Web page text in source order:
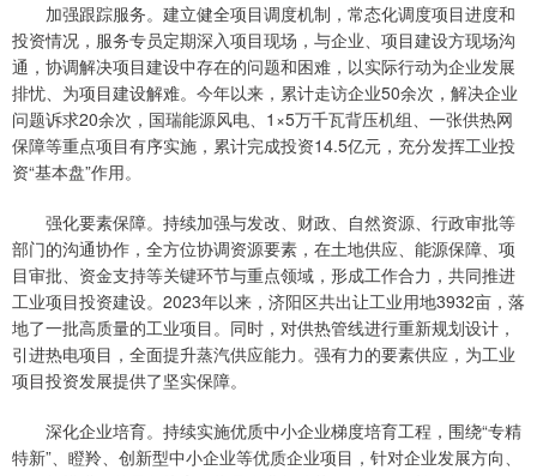
加强跟踪服务。建立健全项目调度机制，常态化调度项目进度和
投资情况，服务专员定期深入项目现场，与企业、项目建设方现场沟
通，协调解决项目建设中存在的问题和困难，以实际行动为企业发展
排忧、为项目建设解难。今年以来，累计走访企业50余次，解决企业
问题诉求20余次，国瑞能源风电、1×5万千瓦背压机组、一张供热网
保障等重点项目有序实施，累计完成投资14.5亿元，充分发挥工业投
资“基本盘”作用。
强化要素保障。持续加强与发改、财政、自然资源、行政审批等
部门的沟通协作，全方位协调资源要素，在土地供应、能源保障、项
目审批、资金支持等关键环节与重点领域，形成工作合力，共同推进
工业项目投资建设。2023年以来，济阳区共出让工业用地3932亩，落
地了一批高质量的工业项目。同时，对供热管线进行重新规划设计，
引进热电项目，全面提升蒸汽供应能力。强有力的要素供应，为工业
项目投资发展提供了坚实保障。
深化企业培育。持续实施优质中小企业梯度培育工程，围绕“专精
特新”、瞪羚、创新型中小企业等优质企业项目，针对企业发展方向、